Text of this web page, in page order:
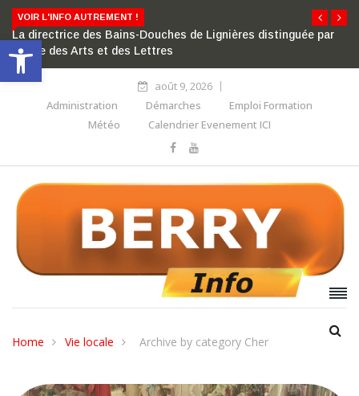
Ouvrir la barre d’outils
VOIR L'INFO AUTREMENT !
La directrice des Bains-Douches de Lignières distinguée par
l’ordre des Arts et des Lettres
août 9, 2026
Administration
Démarches
Emploi Formation
Météo
Calendrier Evenement ICI
Home Vie locale Archive by category Cher